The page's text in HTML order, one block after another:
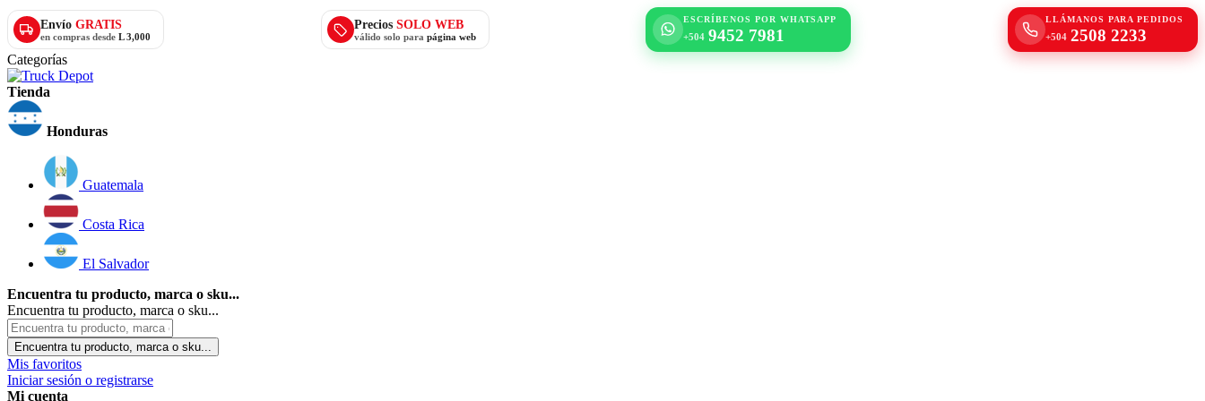
Envío GRATIS
en compras desde L 3,000
Precios SOLO WEB
válido solo para página web
ESCRÍBENOS POR WHATSAPP
+504 9452 7981
LLÁMANOS PARA PEDIDOS
+504 2508 2233
Categorías
Tienda
Honduras
Guatemala
Costa Rica
El Salvador
Encuentra tu producto, marca o sku...
Encuentra tu producto, marca o sku...
Encuentra tu producto, marca o sku...
Mis favoritos
Iniciar sesión o registrarse
Mi cuenta